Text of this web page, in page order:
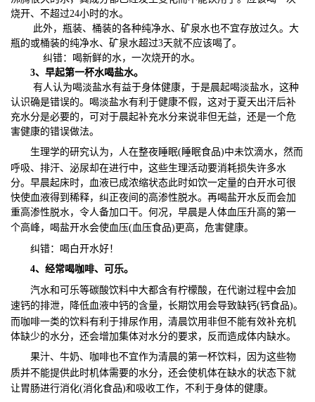
烧开、不超过24小时的水。
此外，瓶装、桶装的各种纯净水、矿泉水也不宜存放过久。大
瓶的或桶装的纯净水、矿泉水超过3天就不应该喝了。
纠错：喝新鲜的水，一次烧开的水。
3、早起第一杯水喝盐水。
有人认为喝淡盐水有益于身体健康，于是晨起喝淡盐水，这种
认识确是错误的。喝淡盐水有利于健康不假，这对于夏天出汗后补
充水分是必要的，可对于晨起补充水分来说非但无益，还是一个危
害健康的错误做法。
生理学的研究认为，人在整夜睡眠(睡眠食品)中未饮滴水，然而
呼吸、排汗、泌尿却在进行中，这些生理活动要消耗损失许多水
分。早晨起床时，血液已成浓缩状态此时如饮一定量的白开水可很
快使血液得到稀释，纠正夜间的高渗性脱水。再喝盐开水反而会加
重高渗性脱水，令人备加口干。何况，早晨是人体血压升高的第一
个高峰，喝盐开水会使血压(血压食品)更高，危害健康。
纠错：喝白开水好！
4、经常喝咖啡、可乐。
汽水和可乐等碳酸饮料中大都含有柠檬酸，在代谢过程中会加
速钙的排泄，降低血液中钙的含量，长期饮用会导致缺钙(钙食品)。
而咖啡一类的饮料有利于排尿作用，清晨饮用非但不能有效补充机
体缺少的水分，还会增加集体对水分的要求，反而造成体内缺水。
果汁、 牛奶、咖啡也不宜作为清晨的第一杯饮料，因为这些物
质并不能提供此时机体需要的水分，还会使机体在缺水的状态下就
让胃肠进行消化(消化食品)和吸收工作，不利于身体的健康。